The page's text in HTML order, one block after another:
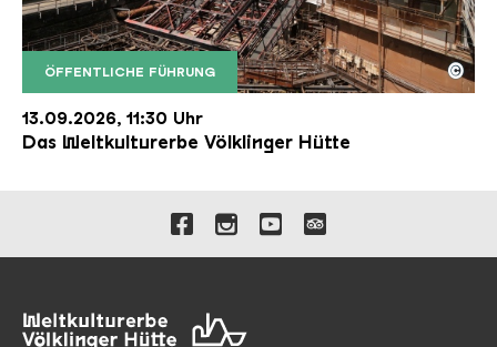
ÖFFENTLICHE FÜHRUNG
Der Erzschrägaufzug der Völklinger Hütte mit
Copyright: Weltkulturerbe Völklinger Hütte | Karl
©
13.09.2026, 11:30 Uhr
Das Weltkulturerbe Völklinger Hütte
Verlinkungen zu unseren